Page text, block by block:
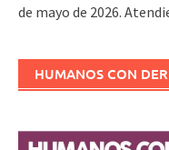
de mayo de 2026.
HUMANOS CON